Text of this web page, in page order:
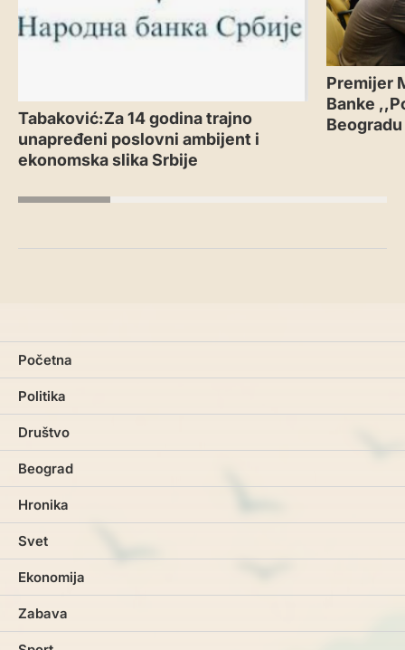
Tabaković:Za 14 godina trajno
unapređeni poslovni ambijent i
ekonomska slika Srbije
Premijer
Banke
Beogradu
Početna
Politika
Društvo
Beograd
Hronika
Svet
Ekonomija
Zabava